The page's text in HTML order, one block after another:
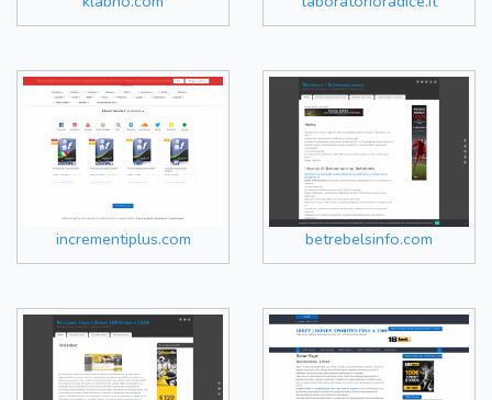
incrementiplus.com betrebelsinfo.com